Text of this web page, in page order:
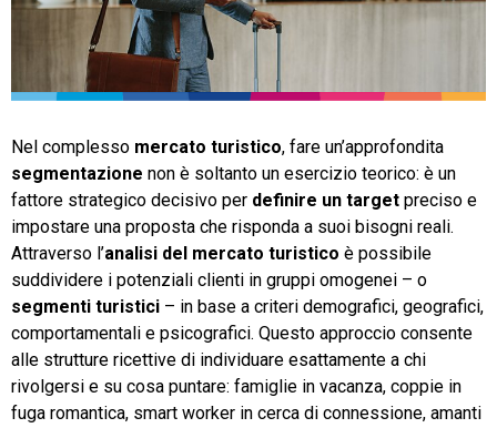
TeamSystem Corporate
Nel complesso mercato turistico, fare un’approfondita
segmentazione non è soltanto un esercizio teorico: è un
fattore strategico decisivo per definire un target preciso e
impostare una proposta che risponda a suoi bisogni reali.
Attraverso l’analisi del mercato turistico è possibile
suddividere i potenziali clienti in gruppi omogenei – o
segmenti turistici – in base a criteri demografici, geografici,
comportamentali e psicografici. Questo approccio consente
alle strutture ricettive di individuare esattamente a chi
rivolgersi e su cosa puntare: famiglie in vacanza, coppie in
fuga romantica, smart worker in cerca di connessione, amanti